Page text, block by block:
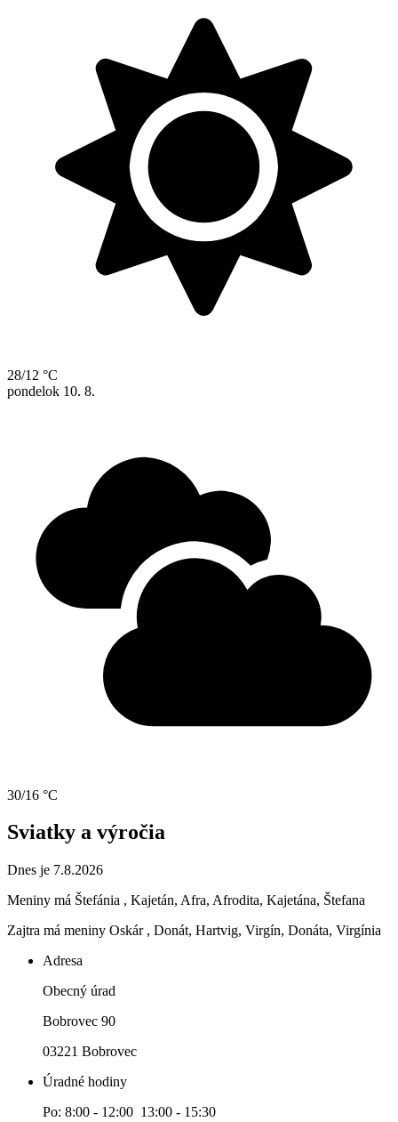
28/12 °C
pondelok 10. 8.
30/16 °C
Sviatky a výročia
Dnes je 7.8.2026
Meniny má Štefánia , Kajetán, Afra, Afrodita, Kajetána, Štefana
Zajtra má meniny Oskár , Donát, Hartvig, Virgín, Donáta, Virgínia
Adresa
Obecný úrad
Bobrovec 90
03221 Bobrovec
Úradné hodiny
Po: 8:00 - 12:00 13:00 - 15:30